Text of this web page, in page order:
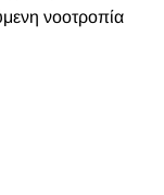
νοοτροπία